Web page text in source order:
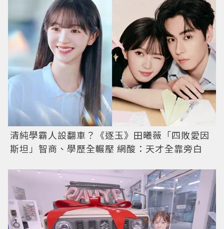
清純學霸人設翻車？《逐玉》田曦薇「四敗愛因
斯坦」智商、學歷全輾壓 網酸：天才全靠旁白